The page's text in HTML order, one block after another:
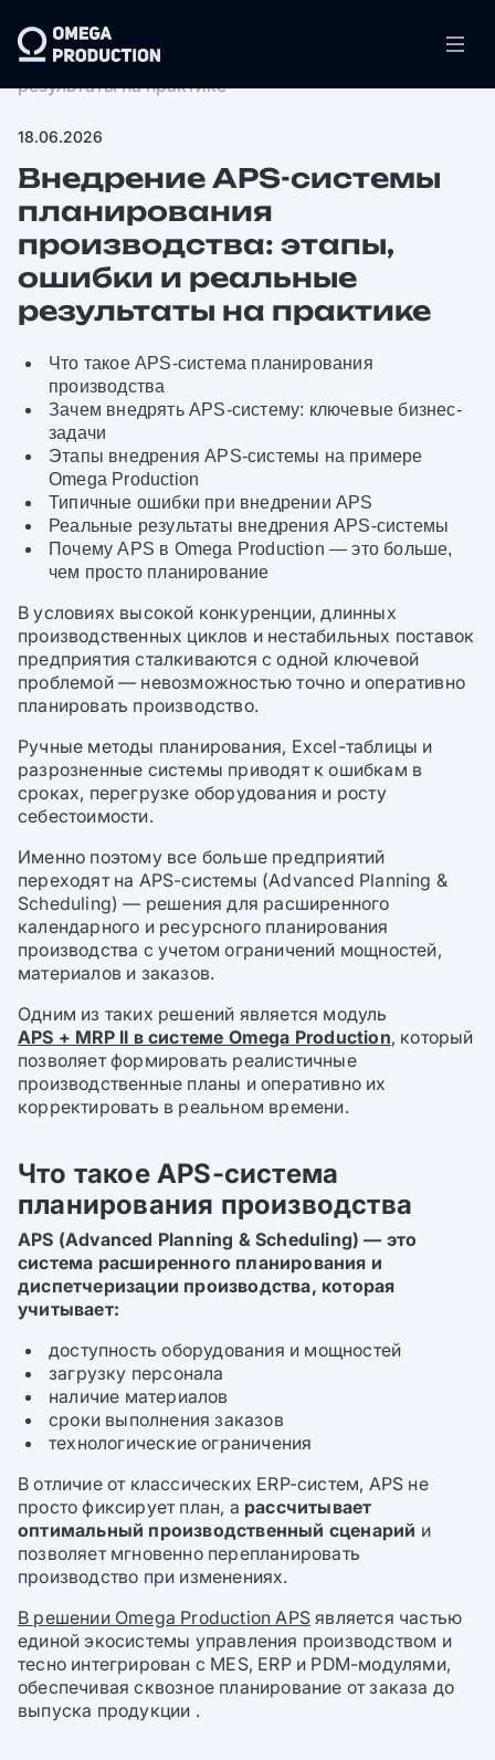
Медиа центр
Внедрение APS-cистемы планирования
производства: этапы, ошибки и реальные
результаты на практике
18.06.2026
Внедрение APS-cистемы
планирования
производства: этапы,
ошибки и реальные
результаты на практике
Что такое APS-система планирования
производства
Зачем внедрять APS-систему: ключевые бизнес-
задачи
Этапы внедрения APS-системы на примере
Omega Production
Типичные ошибки при внедрении APS
Реальные результаты внедрения APS-системы
Почему APS в Omega Production — это больше,
чем просто планирование
В условиях высокой конкуренции, длинных
производственных циклов и нестабильных поставок
предприятия сталкиваются с одной ключевой
проблемой — невозможностью точно и оперативно
планировать производство.
Ручные методы планирования, Excel-таблицы и
разрозненные системы приводят к ошибкам в
сроках, перегрузке оборудования и росту
себестоимости.
Именно поэтому все больше предприятий
переходят на APS-системы (Advanced Planning &
Scheduling) — решения для расширенного
календарного и ресурсного планирования
производства с учетом ограничений мощностей,
материалов и заказов.
Одним из таких решений является модуль
APS + MRP II в системе Omega Production, который
позволяет формировать реалистичные
производственные планы и оперативно их
корректировать в реальном времени.
Что такое APS-система
планирования производства
APS (Advanced Planning & Scheduling) — это
система расширенного планирования и
диспетчеризации производства, которая
учитывает:
доступность оборудования и мощностей
загрузку персонала
наличие материалов
сроки выполнения заказов
технологические ограничения
В отличие от классических ERP-систем, APS не
просто фиксирует план, а рассчитывает
оптимальный производственный сценарий и
позволяет мгновенно перепланировать
производство при изменениях.
В решении Omega Production APS является частью
единой экосистемы управления производством и
тесно интегрирован с MES, ERP и PDM-модулями,
обеспечивая сквозное планирование от заказа до
выпуска продукции .